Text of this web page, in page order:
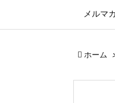
メルマ
 ホーム